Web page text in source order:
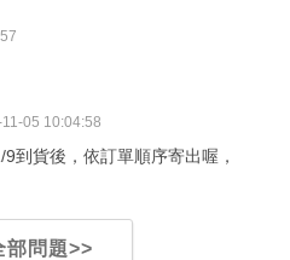
05 10:04:58
到貨後，依訂單順序寄出喔，
部問題>>